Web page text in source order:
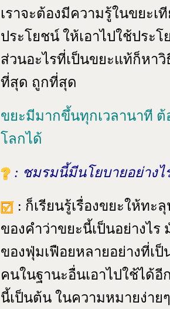
เราจะต้องมีความรู้ในขยะ
ประโยชน์ ให้เอาไปใช้ประ
ส่วนอะไรที่เป็นขยะแท้ก็หา
ที่สุด ถูกที่สุด
ขยะมีมากขึ้นทุกเวลานาที ต้
โลกได้
: ชมรมนี้มีนโยบายอย่างไ
: ก็เรียนรู้เรื่องขยะให้ทะ
ของคำว่าขยะนี้เป็นอย่างไร
ของฟุ่มเฟือยหลายอย่างที่เ
คนในฐานะอื่นเอาไปใช้ได้
นี้เป็นต้น ในความหมายง่ายๆ